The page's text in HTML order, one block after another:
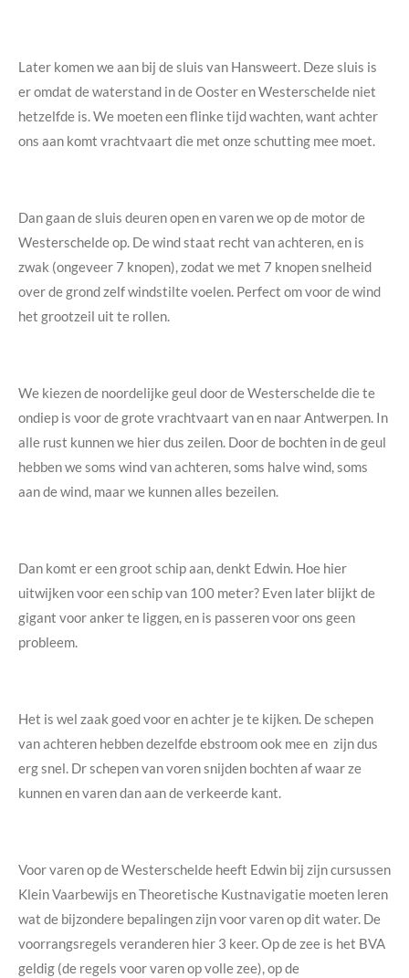
Later komen we aan bij de sluis van Hansweert. Deze sluis is
er omdat de waterstand in de Ooster en Westerschelde niet
hetzelfde is. We moeten een flinke tijd wachten, want achter
ons aan komt vrachtvaart die met onze schutting mee moet.
Dan gaan de sluis deuren open en varen we op de motor de
Westerschelde op. De wind staat recht van achteren, en is
zwak (ongeveer 7 knopen), zodat we met 7 knopen snelheid
over de grond zelf windstilte voelen. Perfect om voor de wind
het grootzeil uit te rollen.
We kiezen de noordelijke geul door de Westerschelde die te
ondiep is voor de grote vrachtvaart van en naar Antwerpen. In
alle rust kunnen we hier dus zeilen. Door de bochten in de geul
hebben we soms wind van achteren, soms halve wind, soms
aan de wind, maar we kunnen alles bezeilen.
Dan komt er een groot schip aan, denkt Edwin. Hoe hier
uitwijken voor een schip van 100 meter? Even later blijkt de
gigant voor anker te liggen, en is passeren voor ons geen
probleem.
Het is wel zaak goed voor en achter je te kijken. De schepen
van achteren hebben dezelfde ebstroom ook mee en zijn dus
erg snel. Dr schepen van voren snijden bochten af waar ze
kunnen en varen dan aan de verkeerde kant.
Voor varen op de Westerschelde heeft Edwin bij zijn cursussen
Klein Vaarbewijs en Theoretische Kustnavigatie moeten leren
wat de bijzondere bepalingen zijn voor varen op dit water. De
voorrangsregels veranderen hier 3 keer. Op de zee is het BVA
geldig (de regels voor varen op volle zee), op de